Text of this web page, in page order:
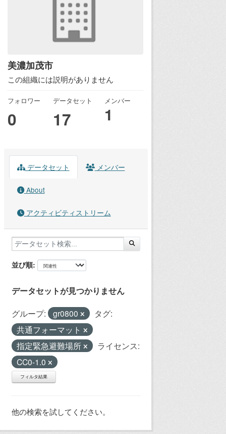
美濃加茂市
この組織には説明がありません
フォロワー
0
データセット
17
メンバー
1
データセット メンバー
About
アクティビティストリーム
並び順
データセットが見つかりません
グループ: gr0800
タグ:
共通フォーマット
指定緊急避難場所
ライセンス:
CC0-1.0
フィルタ結果
他の検索を試してください。